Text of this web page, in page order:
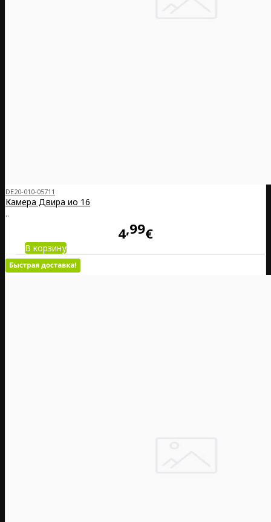
DE20-010-05711
Камера Двира ио 16
..
4 99€
В корзину